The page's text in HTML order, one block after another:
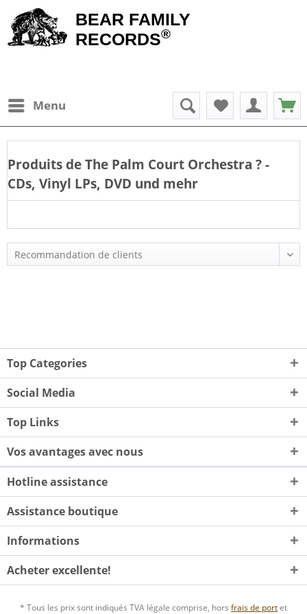
BEAR FAMILY
RECORDS®
Menu
Produits deThe Palm Court Orchestra ? -
CDs, Vinyl LPs, DVD und mehr
Top Categories
Social Media
Top Links
Vos avantages avec nous
Hotline assistance
Assistance boutique
Informations
Acheter excellente!
* Tous les prix sont indiqués TVA légale comprise, hors frais de portet